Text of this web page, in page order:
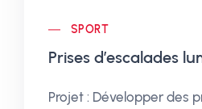
SPORT
Projet : Développer des